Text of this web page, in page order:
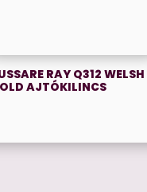
RAY Q312 WELSH
AJTÓKILINCS